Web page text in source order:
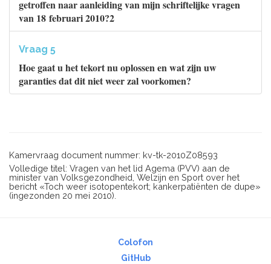
getroffen naar aanleiding van mijn schriftelijke vragen
van 18 februari 2010?2
Vraag 5
Hoe gaat u het tekort nu oplossen en wat zijn uw
garanties dat dit niet weer zal voorkomen?
Kamervraag document nummer: kv-tk-2010Z08593
Volledige titel: Vragen van het lid Agema (PVV) aan de
minister van Volksgezondheid, Welzijn en Sport over het
bericht «Toch weer isotopentekort; kankerpatiënten de dupe»
(ingezonden 20 mei 2010).
Colofon
GitHub